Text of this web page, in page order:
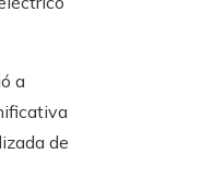
a
de